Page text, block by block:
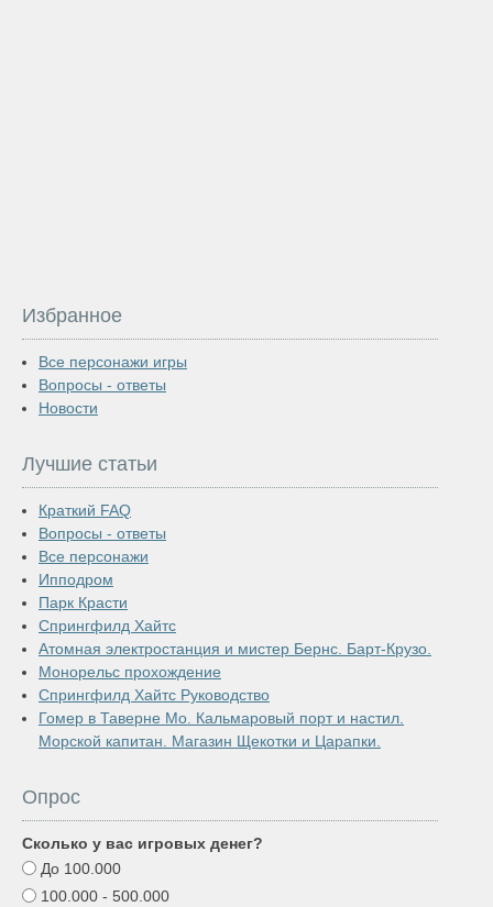
Избранное
Все персонажи игры
Вопросы - ответы
Новости
Лучшие статьи
Краткий FAQ
Вопросы - ответы
Все персонажи
Ипподром
Парк Красти
Спрингфилд Хайтс
Атомная электростанция и мистер Бернс. Барт-Крузо.
Монорельс прохождение
Спрингфилд Хайтс Руководство
Гомер в Таверне Мо. Кальмаровый порт и настил.
Морской капитан. Магазин Щекотки и Царапки.
Опрос
Сколько у вас игровых денег?
До 100.000
100.000 - 500.000